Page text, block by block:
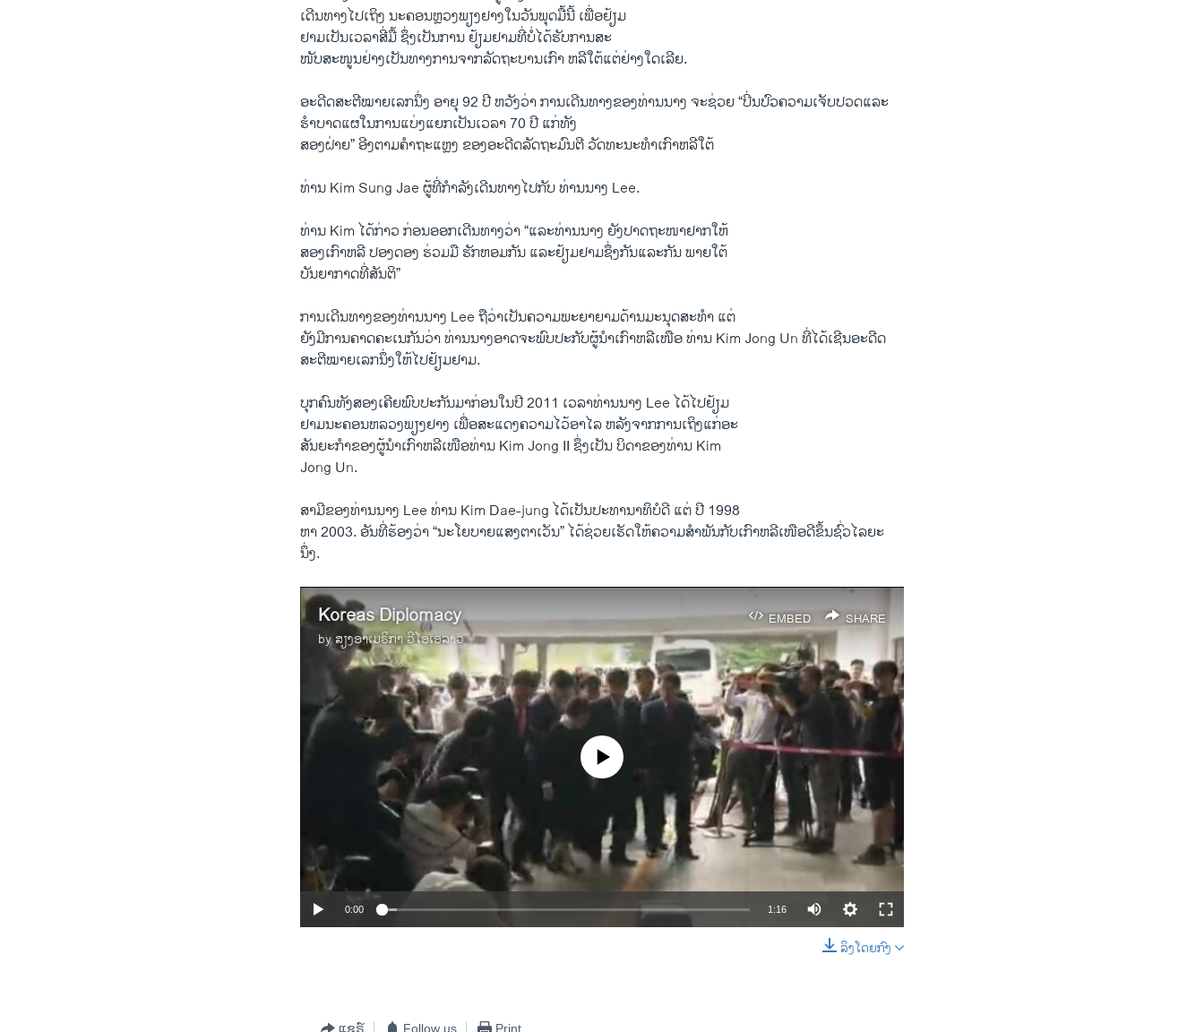
ເດີນທາງ​ໄປເຖິງ ນະຄອນຫຼວງ​ພຽງ​ຢາງໃນ​ວັນ​ພຸດ​ມື້​ນີ້ ​ເພື່ອ​ຢ້ຽມ
ຢາມເປັນ​ເວລາ​ສີ່​ມື້ ຊຶ່ງເປັນການ ຢ້ຽມຢາມ​ທີ່ບໍ່ໄດ້ຮັບການສະ
ໜັບສະໜູນ​ຢ່າງ​ເປັນ​ທາງ​ການ​ຈາກລັດຖະບານ​ເກົາ ຫລີ​ໃຕ້ແຕ່ຢ່າງໃດເລີຍ.
ອ​ະດີດ​ສະຕີ​ໝາຍ​ເລກ​ນຶ່ງ ອາຍຸ 92 ປີ ຫວັງ​ວ່າ ການ​ເດີນ​ທາງ​ຂອງ​ທ່ານນາງ ຈະ​ຊ່ວຍ “ປິ່ນປົວ​ຄວາມ​ເຈັບ​ປວດແລະ
ຮຳ​ບາດ​ແຜໃນການແບ່ງ​ແຍກເປັນ​ເວລາ 70 ປີ ​ແກ່​ທັງ​
ສອງ​ຝ່າຍ” ອີງ​ຕາມຄຳຖະແຫຼງ ຂອງອ​ະ​ດີດ​ລັດຖະມົນຕີ ວັດທະນະທຳ​ເກົາຫລີ​ໃຕ້
ທ່ານ Kim Sung Jae ຜູ້​ທີ່​ກຳລັງ​ເດີນທາງ​ໄປ​ກັບ ທ່ານ​ນາງ Lee.
ທ່ານ Kim ​ໄດ້​ກ່າວ​ ກ່ອນ​ອອກ​ເດີນທາງວ່າ “​ແລະທ່ານ​ນາງ​ ຍັງ​ປາດ​ຖະໜາ​ຢາກ​ໃຫ້​
ສອງ​ເກົາ​ຫລີ ​ປອງດອງ ຮ່ວມມື ຮັກຫ​ອມກັນ ​ແລະ​ຢ້ຽມຢາມຊຶ່ງ​ກັນ​ແລະກັນ ພາຍໃຕ້
ບັນຍາກາດທີ່​ສັນຕິ”
​ການ​ເດີນທາງ​ຂອງ​ທ່ານ​ນາງ Lee ຖື​ວ່າ​ເປັນຄວາມ​ພະຍາຍາມ​ດ້ານ​ມະ​ນຸດ​ສະ​ທຳ ​ແຕ່​
ຍັງ​ມີ​ການ​ຄາດຄະເນກັນວ່າ ທ່ານ​ນາງ​ອາດ​ຈະ​ພົບ​ປະ​ກັບຜູ້ນຳ​ເກົາຫລີ​ເໜືອ ທ່ານ Kim Jong Un ​ທີ່ໄດ້​ເຊີນອະ​ດີດ​
ສະຕີໝາຍ​ເລກ​ນຶ່ງໃຫ້ໄປຢ້ຽມຢາມ.
ບຸກຄົນທັງ​ສອງ​ເຄີຍ​ພົບ​ປະກັນ​ມາ​ກ່ອນ​ໃນ​ປີ 2011 ​ເວລາ​ທ່ານ​ນາງ Lee ​ໄດ້​ໄປຢ້ຽມ
ຢາມນະຄອນຫລວງ​ພຽງ​ຢາງ ​ເພື່ອ​ສະແດງຄວາມໄວ້ອາ​ໄລ ຫລັງ​ຈາກ​ການເຖິງແກ່ອະ
ສັນຍະກຳຂອງຜູ້ນຳ​ເກົາຫລີ​ເໜືອທ່ານ Kim Jong II ຊຶ່ງເປັນ ບິດາຂອງທ່ານ Kim
Jong Un.
ສາມີ​ຂອງທ່ານ​ນາງ Lee ທ່ານ Kim Dae-jung ​ໄດ້​ເປັນປະທານາທິບໍດີ ແຕ່ ​ປີ 1998
ຫາ 2003​. ອັນ​ທີ່ຮ້ອງ​ວ່າ “ນະ​ໂຍບາຍ​ແສງຕາ​ເວັນ” ​ໄດ້​ຊ່ວຍ​ເຮັດ​ໃຫ້​ຄວາມ​ສຳພັນກັບ​ເກົາຫລີ​ເໜືອດີຂຶ້ນຊົ່ວໄລຍະ
ນຶ່ງ.
EMBED SHARE
Koreas Diplomacy
byສຽງອາເມຣິກາ ວີໂອເອລາວ
SHARE
No media source currently available
0:00 1:16
ລິງໂດຍກົງ
ແຊຣ໌ Follow us Print